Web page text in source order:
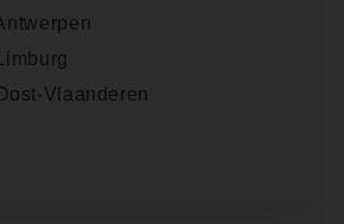
Vlaanderen